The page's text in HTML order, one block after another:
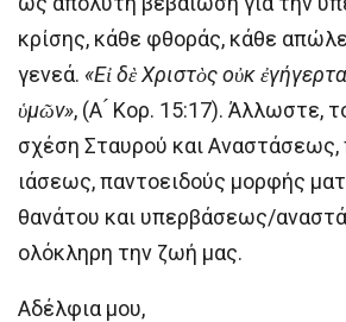
κρίσης, κάθε φθοράς, κάθε
γενεά. «Εἰ δὲ Χριστὸς οὐκ
ὑμῶν», (Α ́ Κορ. 15:17). Άλλωστε,
σχέση Σταυρού και Αναστάσεως,
ιάσεως, παντοειδούς μορφής
θανάτου και υπερβάσεως/
ολόκληρη την ζωή μας.
Αδέλφια μου,